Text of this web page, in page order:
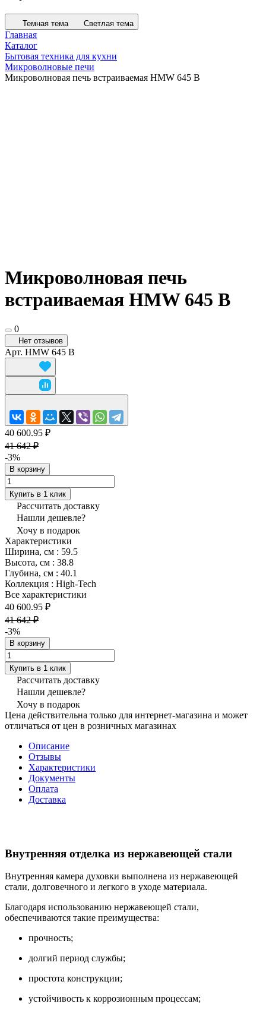
Темная тема Светлая тема
Главная
Каталог
Бытовая техника для кухни
Микроволновые печи
Микроволновая печь встраиваемая HMW 645 B
Микроволновая печь
встраиваемая HMW 645 B
0
Нет отзывов
Арт. HMW 645 B
40 600.95 ₽
41 642 ₽
-3%
В корзину
Купить в 1 клик
Рассчитать доставку
Нашли дешевле?
Хочу в подарок
Характеристики
Ширина, см : 59.5
Высота, см : 38.8
Глубина, см : 40.1
Коллекция : High-Tech
Все характеристики
40 600.95 ₽
41 642 ₽
-3%
В корзину
Купить в 1 клик
Рассчитать доставку
Нашли дешевле?
Хочу в подарок
Цена действительна только для интернет-магазина и может
отличаться от цен в розничных магазинах
Описание
Отзывы
Характеристики
Документы
Оплата
Доставка
Внутренняя отделка из нержавеющей стали
Внутренняя камера духовки выполнена из нержавеющей
стали, долговечного и легкого в уходе материала.
Благодаря использованию нержавеющей стали,
обеспечиваются такие преимущества:
прочность;
долгий период службы;
простота конструкции;
устойчивость к коррозионным процессам;